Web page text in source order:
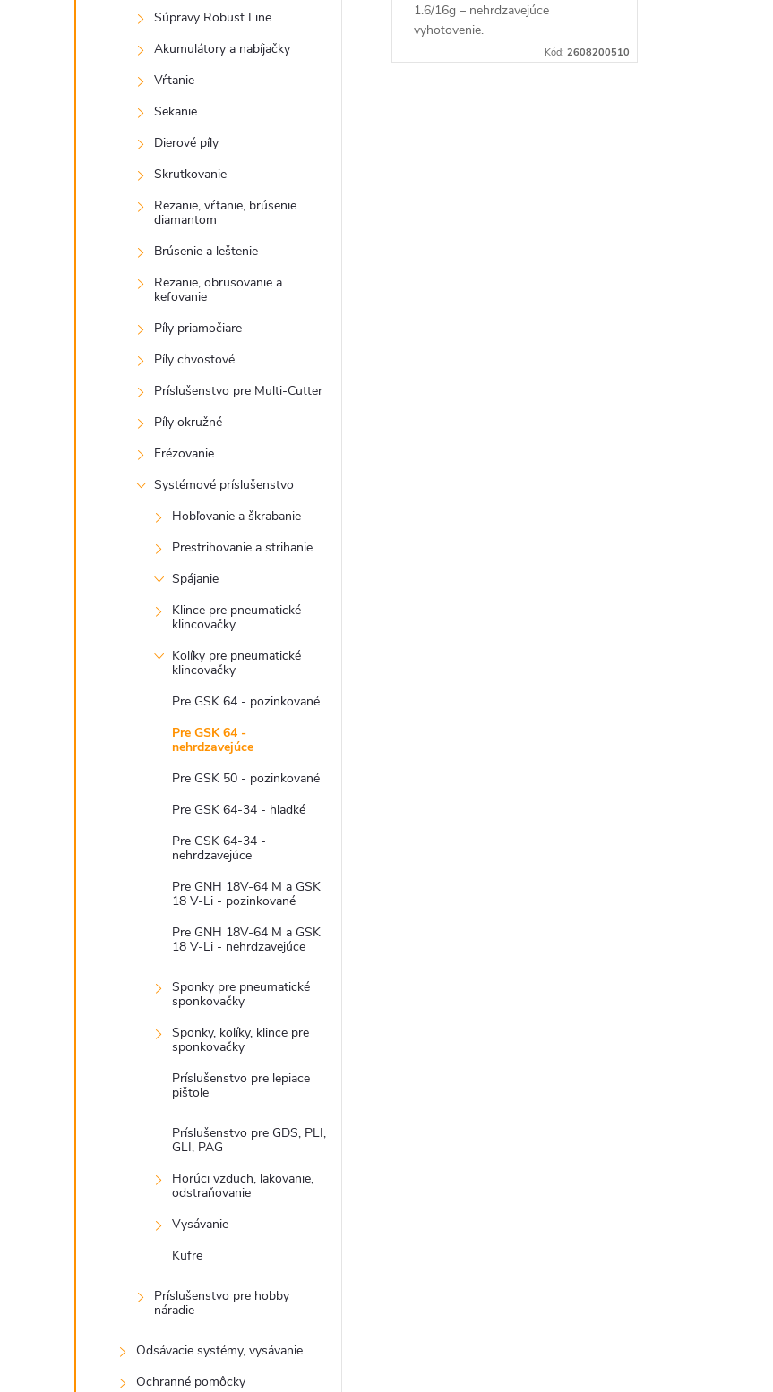
Súpravy Robust Line
Akumulátory a nabíjačky
Vŕtanie
Sekanie
Dierové píly
Skrutkovanie
Rezanie, vŕtanie, brúsenie
diamantom
Brúsenie a leštenie
Rezanie, obrusovanie a
kefovanie
Píly priamočiare
Píly chvostové
Príslušenstvo pre Multi-Cutter
Píly okružné
Frézovanie
Systémové príslušenstvo
Hobľovanie a škrabanie
Prestrihovanie a strihanie
Spájanie
Klince pre pneumatické
klincovačky
Kolíky pre pneumatické
klincovačky
Pre GSK 64 - pozinkované
Pre GSK 64 -
nehrdzavejúce
Pre GSK 50 - pozinkované
Pre GSK 64-34 - hladké
Pre GSK 64-34 -
nehrdzavejúce
Pre GNH 18V-64 M a GSK
18 V-Li - pozinkované
Pre GNH 18V-64 M a GSK
18 V-Li - nehrdzavejúce
Sponky pre pneumatické
sponkovačky
Sponky, kolíky, klince pre
sponkovačky
Príslušenstvo pre lepiace
pištole
Príslušenstvo pre GDS, PLI,
GLI, PAG
Horúci vzduch, lakovanie,
odstraňovanie
Vysávanie
Kufre
Príslušenstvo pre hobby
náradie
Odsávacie systémy, vysávanie
Ochranné pomôcky
o
t
1.6/16g – nehrdzavejúce
vyhotovenie.
Kód:2608200510